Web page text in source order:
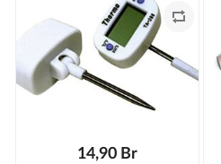
14,90 Br